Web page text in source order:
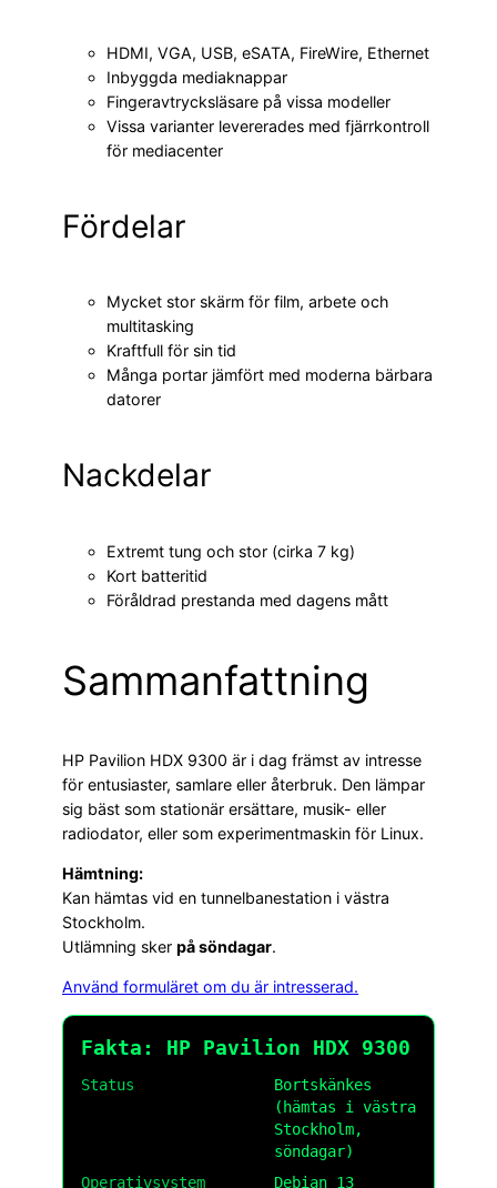
HDMI, VGA, USB, eSATA, FireWire, Ethernet
Inbyggda mediaknappar
Fingeravtrycksläsare på vissa modeller
Vissa varianter levererades med fjärrkontroll
för mediacenter
Fördelar
Mycket stor skärm för film, arbete och
multitasking
Kraftfull för sin tid
Många portar jämfört med moderna bärbara
datorer
Nackdelar
Extremt tung och stor (cirka 7 kg)
Kort batteritid
Föråldrad prestanda med dagens mått
Sammanfattning
HP Pavilion HDX 9300 är i dag främst av intresse
för entusiaster, samlare eller återbruk. Den lämpar
sig bäst som stationär ersättare, musik- eller
radiodator, eller som experimentmaskin för Linux.
Hämtning:
Kan hämtas vid en tunnelbanestation i västra
Stockholm.
Utlämning sker på söndagar.
Använd formuläret om du är intresserad.
Fakta: HP Pavilion HDX 9300
Status
Bortskänkes
(hämtas i västra
Stockholm,
söndagar)
Operativsystem
Debian 13